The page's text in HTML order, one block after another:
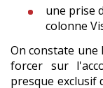
une prise
colonne
On constate une
forcer sur
presque exclusif